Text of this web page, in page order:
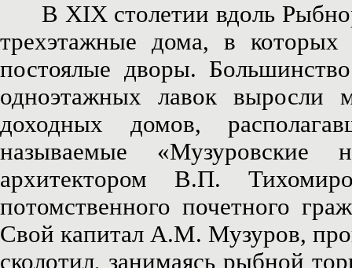
В XIX столетии вдоль
трехэтажные дома, в которых
постоялые дворы.
одноэтажных лавок выросли
доходных домов,
называемые
архитектором В.П.
потомственного почетного
Свой капитал А.М. Музуров,
сколотил, занимаясь рыбной